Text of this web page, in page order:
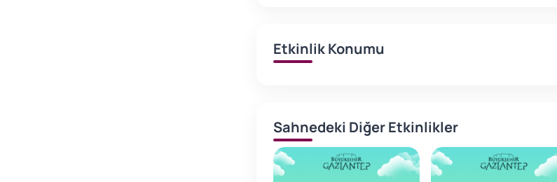
Etkinlik Konumu
Sahnedeki Diğer Etkinlikler